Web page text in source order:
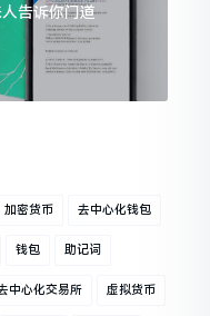
告诉你门道
加密货币 去中心化钱包
钱包 助记词
中心化交易所 虚拟货币